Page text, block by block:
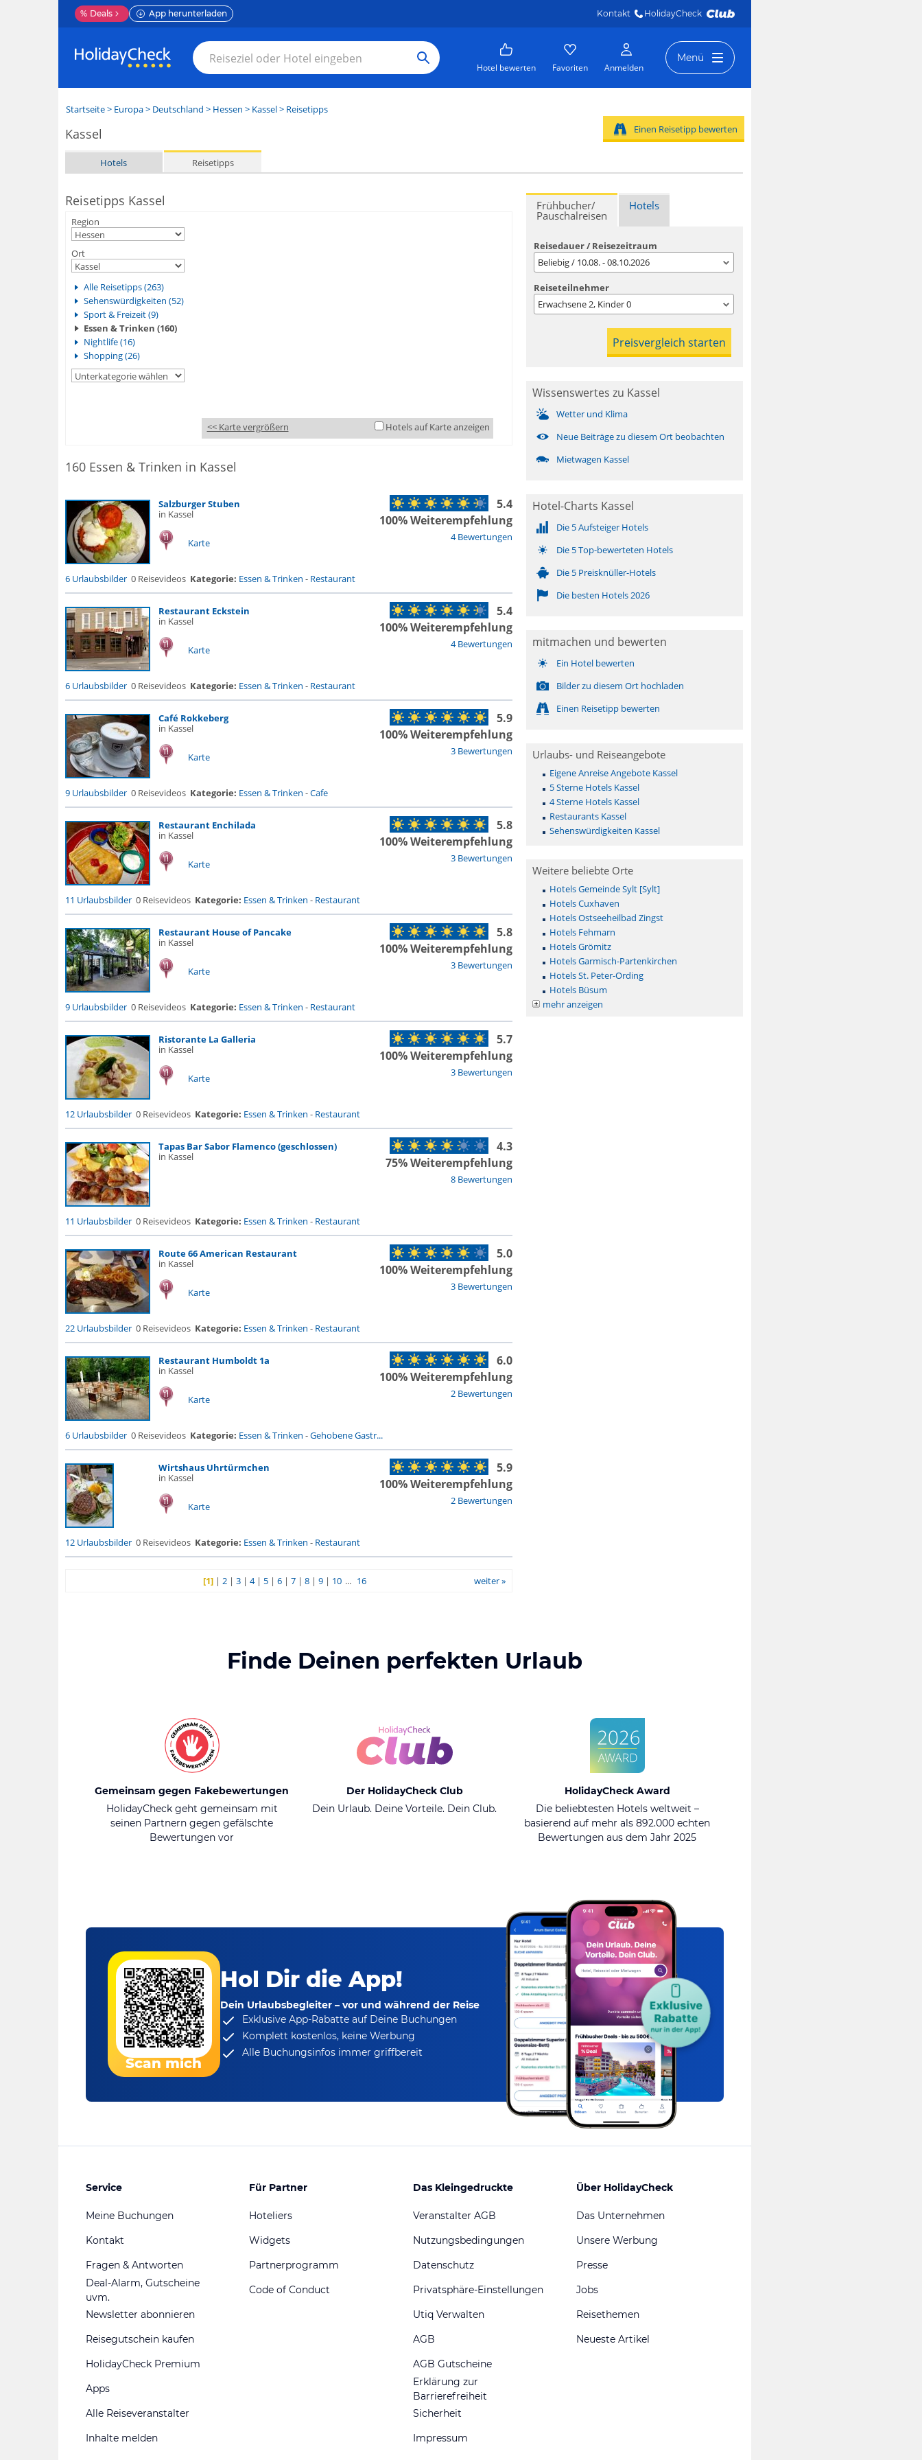
% Deals App herunterladen Kontakt HolidayCheck
Hotel bewerten Favoriten Anmelden
Menü
Startseite> Europa> Deutschland > Hessen > Kassel> Reisetipps
Kassel
Hotels Reisetipps
Einen Reisetipp bewerten
Reisetipps Kassel
Region
Ort
Alle Reisetipps (263)
Sehenswürdigkeiten (52)
Sport & Freizeit (9)
Essen & Trinken (160)
Nightlife (16)
Shopping (26)
<< Karte vergrößern Hotels auf Karte anzeigen
160 Essen & Trinken in Kassel
Salzburger Stuben
in Kassel
Karte 4 Bewertungen
5.4
100% Weiterempfehlung
6 Urlaubsbilder 0 Reisevideos Kategorie: Essen & Trinken - Restaurant
Restaurant Eckstein
in Kassel
Karte 4 Bewertungen
5.4
100% Weiterempfehlung
6 Urlaubsbilder 0 Reisevideos Kategorie: Essen & Trinken - Restaurant
Café Rokkeberg
in Kassel
Karte 3 Bewertungen
5.9
100% Weiterempfehlung
9 Urlaubsbilder 0 Reisevideos Kategorie: Essen & Trinken -Cafe
Restaurant Enchilada
in Kassel
Karte 3 Bewertungen
5.8
100% Weiterempfehlung
11 Urlaubsbilder 0 Reisevideos Kategorie: Essen & Trinken - Restaurant
Restaurant House of Pancake
in Kassel
Karte 3 Bewertungen
5.8
100% Weiterempfehlung
9 Urlaubsbilder 0 Reisevideos Kategorie: Essen & Trinken - Restaurant
Ristorante La Galleria
in Kassel
Karte 3 Bewertungen
5.7
100% Weiterempfehlung
12 Urlaubsbilder 0 Reisevideos Kategorie: Essen & Trinken - Restaurant
Tapas Bar Sabor Flamenco (geschlossen)
in Kassel
8 Bewertungen
4.3
75% Weiterempfehlung
11 Urlaubsbilder 0 Reisevideos Kategorie: Essen & Trinken - Restaurant
Route 66 American Restaurant
in Kassel
Karte 3 Bewertungen
5.0
100% Weiterempfehlung
22 Urlaubsbilder 0 Reisevideos Kategorie: Essen & Trinken - Restaurant
Restaurant Humboldt 1a
in Kassel
Karte 2 Bewertungen
6.0
100% Weiterempfehlung
6 Urlaubsbilder 0 Reisevideos Kategorie: Essen & Trinken -Gehobene Gastr...
Wirtshaus Uhrtürmchen
in Kassel
Karte 2 Bewertungen
5.9
100% Weiterempfehlung
12 Urlaubsbilder 0 Reisevideos Kategorie: Essen & Trinken - Restaurant
[1] |2 |3 |4| 5 |6 |7 |8 |9 | 10 ... 16 weiter »
Frühbucher/
Pauschalreisen
Hotels
Reisedauer / Reisezeitraum
Beliebig / 10.08. - 08.10.2026
Reiseteilnehmer
Erwachsene2, Kinder0
Wissenswertes zu Kassel
Wetter und Klima
Neue Beiträge zu diesem Ort beobachten
Mietwagen Kassel
Hotel-Charts Kassel
Die 5 Aufsteiger Hotels
Die 5 Top-bewerteten Hotels
Die 5 Preisknüller-Hotels
Die besten Hotels 2026
mitmachen und bewerten
Ein Hotel bewerten
Bilder zu diesem Ort hochladen
Einen Reisetipp bewerten
Urlaubs- und Reiseangebote
Eigene Anreise Angebote Kassel
5 Sterne Hotels Kassel
4 Sterne Hotels Kassel
Restaurants Kassel
Sehenswürdigkeiten Kassel
Weitere beliebte Orte
Hotels Gemeinde Sylt [Sylt]
Hotels Cuxhaven
Hotels Ostseeheilbad Zingst
Hotels Fehmarn
Hotels Grömitz
Hotels Garmisch-Partenkirchen
Hotels St. Peter-Ording
Hotels Büsum
mehr anzeigen
Finde Deinen perfekten Urlaub
Gemeinsam gegen Fakebewertungen
HolidayCheck geht gemeinsam mit
seinen Partnern gegen gefälschte
Bewertungen vor
Der HolidayCheck Club
Dein Urlaub. Deine Vorteile. Dein Club.
HolidayCheck Award
Die beliebtesten Hotels weltweit –
basierend auf mehr als 892.000 echten
Bewertungen aus dem Jahr 2025
Scan mich
Hol Dir die App!
Dein Urlaubsbegleiter – vor und während der Reise
Exklusive App-Rabatteauf Deine Buchungen
Komplett kostenlos, keine Werbung
Alle Buchungsinfos immer griffbereit
Service
Meine Buchungen
Kontakt
Fragen & Antworten
Deal-Alarm, Gutscheine
uvm.
Newsletter abonnieren
Reisegutschein kaufen
HolidayCheck Premium
Apps
Alle Reiseveranstalter
Inhalte melden
Für Partner
Hoteliers
Widgets
Partnerprogramm
Code of Conduct
Das Kleingedruckte
Veranstalter AGB
Nutzungsbedingungen
Datenschutz
Privatsphäre-Einstellungen
Utiq Verwalten
AGB
AGB Gutscheine
Erklärung zur
Barrierefreiheit
Sicherheit
Impressum
Über HolidayCheck
Das Unternehmen
Unsere Werbung
Presse
Jobs
Reisethemen
Neueste Artikel